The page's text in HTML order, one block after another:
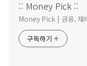
:: Money Pick ::
Money Pick | 금융, 재
구독하기